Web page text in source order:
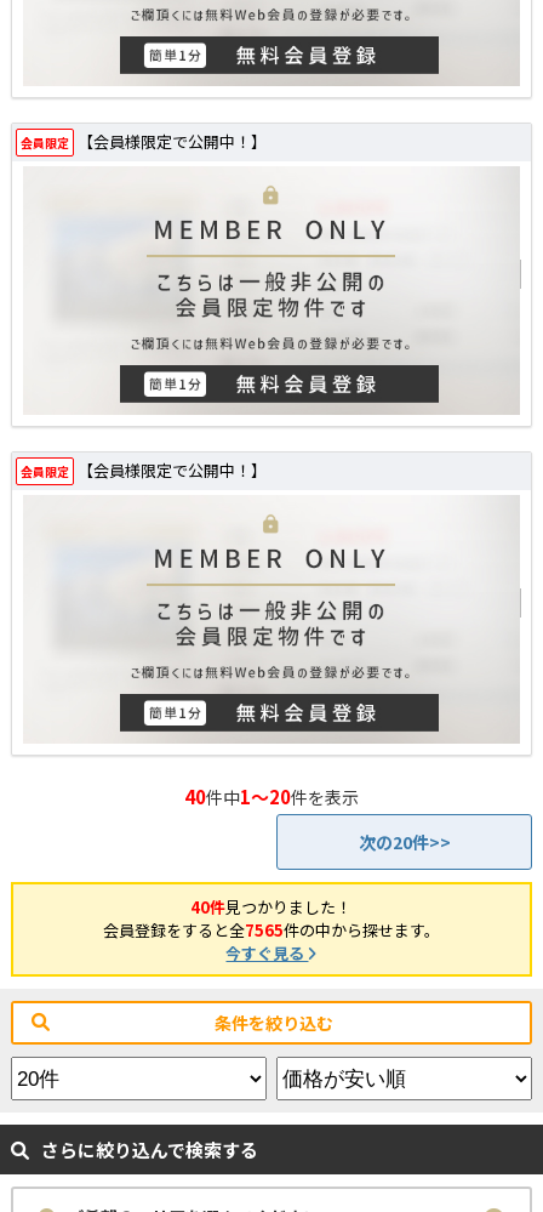
会員限定 【会員様限定で公開中！】
会員限定 【会員様限定で公開中！】
40件中1～20件を表示
次の20件>>
40件見つかりました！
会員登録をすると全7565件の中から探せます。
今すぐ見る
条件を絞り込む
さらに絞り込んで検索する